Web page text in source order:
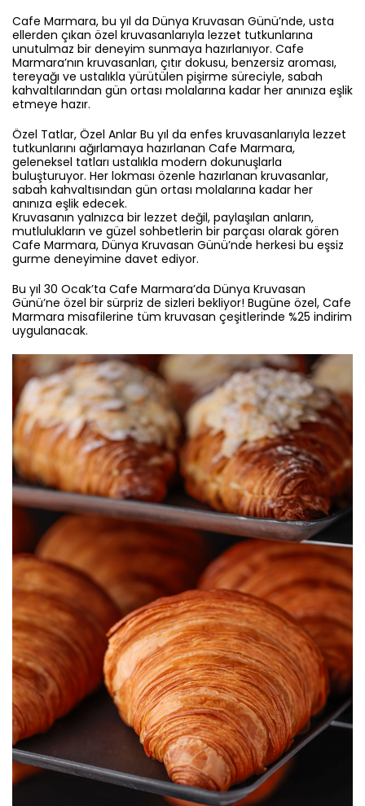
Cafe Marmara, bu yıl da Dünya Kruvasan Günü’nde, usta
ellerden çıkan özel kruvasanlarıyla lezzet tutkunlarına
unutulmaz bir deneyim sunmaya hazırlanıyor. Cafe
Marmara’nın kruvasanları, çıtır dokusu, benzersiz aroması,
tereyağı ve ustalıkla yürütülen pişirme süreciyle, sabah
kahvaltılarından gün ortası molalarına kadar her anınıza eşlik
etmeye hazır.
Özel Tatlar, Özel Anlar Bu yıl da enfes kruvasanlarıyla lezzet
tutkunlarını ağırlamaya hazırlanan Cafe Marmara,
geleneksel tatları ustalıkla modern dokunuşlarla
buluşturuyor. Her lokması özenle hazırlanan kruvasanlar,
sabah kahvaltısından gün ortası molalarına kadar her
anınıza eşlik edecek.
Kruvasanın yalnızca bir lezzet değil, paylaşılan anların,
mutlulukların ve güzel sohbetlerin bir parçası olarak gören
Cafe Marmara, Dünya Kruvasan Günü’nde herkesi bu eşsiz
gurme deneyimine davet ediyor.
Bu yıl 30 Ocak’ta Cafe Marmara’da Dünya Kruvasan
Günü’ne özel bir sürpriz de sizleri bekliyor! Bugüne özel, Cafe
Marmara misafilerine tüm kruvasan çeşitlerinde %25 indirim
uygulanacak.